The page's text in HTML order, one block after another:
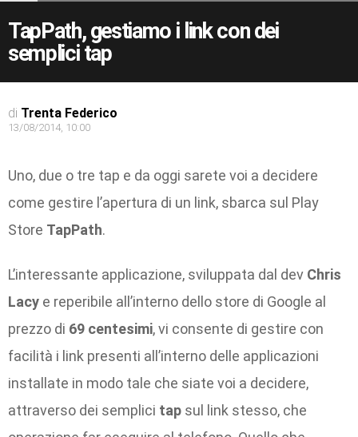
TapPath, gestiamo i link con dei
semplici tap
di Trenta Federico
13/08/2014, 10:00
Uno, due o tre tap e da oggi sarete voi a decidere
come gestire l’apertura di un link, sbarca sul Play
Store TapPath.
L’interessante applicazione, sviluppata dal dev Chris
Lacy e reperibile all’interno dello store di Google al
prezzo di 69 centesimi, vi consente di gestire con
facilità i link presenti all’interno delle applicazioni
installate in modo tale che siate voi a decidere,
attraverso dei semplici tap sul link stesso, che